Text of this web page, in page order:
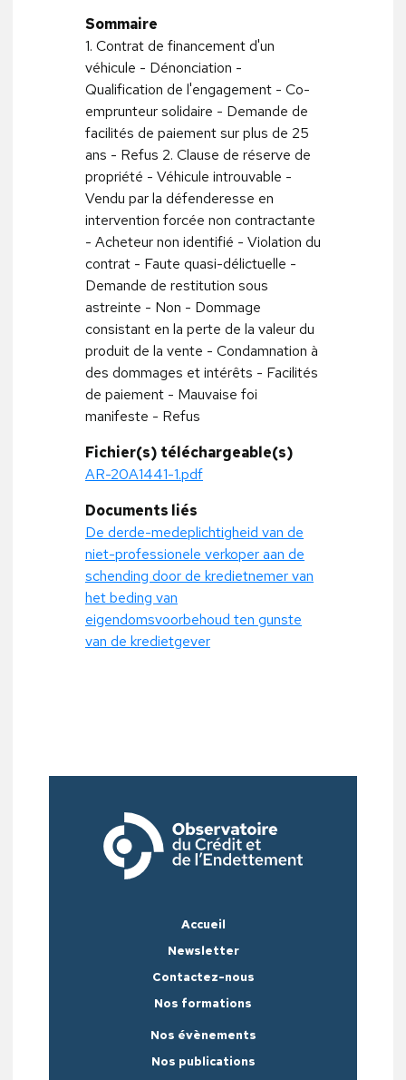
Sommaire
1. Contrat de financement d'un
véhicule - Dénonciation -
Qualification de l'engagement - Co-
emprunteur solidaire - Demande de
facilités de paiement sur plus de 25
ans - Refus 2. Clause de réserve de
propriété - Véhicule introuvable -
Vendu par la défenderesse en
intervention forcée non contractante
- Acheteur non identifié - Violation du
contrat - Faute quasi-délictuelle -
Demande de restitution sous
astreinte - Non - Dommage
consistant en la perte de la valeur du
produit de la vente - Condamnation à
des dommages et intérêts - Facilités
de paiement - Mauvaise foi
manifeste - Refus
Fichier(s) téléchargeable(s)
AR-20A1441-1.pdf
Documents liés
De derde-medeplichtigheid van de
niet-professionele verkoper aan de
schending door de kredietnemer van
het beding van
eigendomsvoorbehoud ten gunste
van de kredietgever
Accueil
Newsletter
Contactez-nous
Nos formations
Nos évènements
Nos publications